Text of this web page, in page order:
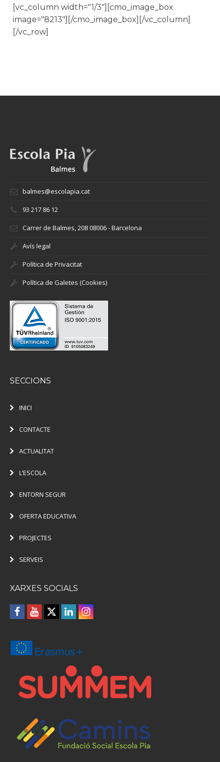
[vc_column width="1/3"][cmo_image_box
image="8213"][/cmo_image_box][/vc_column]
[/vc_row]
balmes@escolapia.cat
93 217 86 12
Carrer de Balmes, 208 08006 - Barcelona
Avís legal
Política de Privacitat
Política de Galetes (Cookies)
SECCIONS
INICI
CONTACTE
ACTUALITAT
L’ESCOLA
ENTORN SEGUR
OFERTA EDUCATIVA
PROJECTES
SERVEIS
XARXES SOCIALS